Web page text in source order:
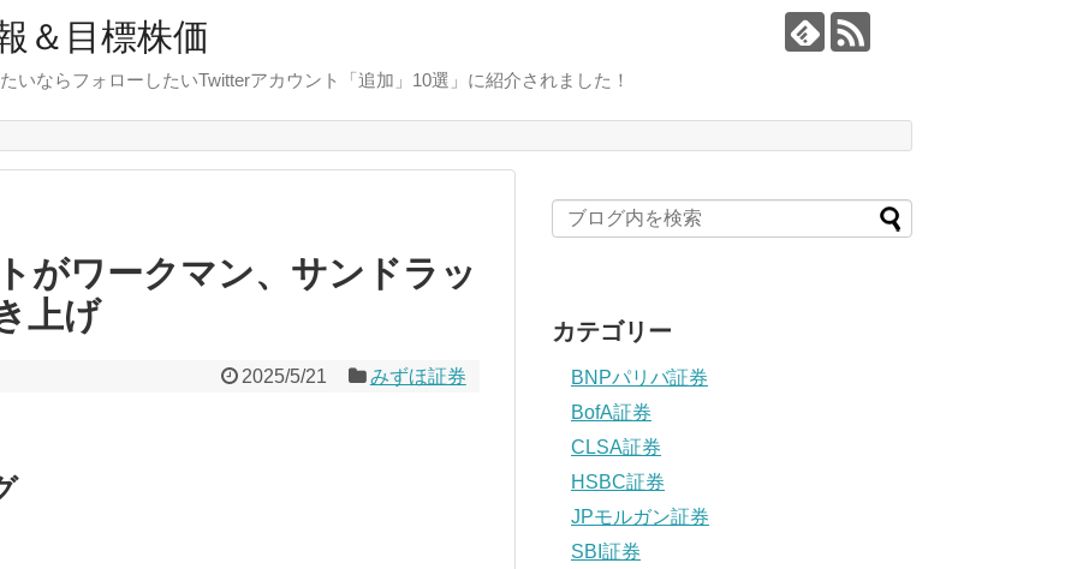
＆目標株価
いならフォローしたいTwitterアカウント「追加」10選」に紹介されました！
がワークマン、サンドラッ
上げ
2025/5/21 みずほ証券
カテゴリー
BNPパリバ証券
BofA証券
CLSA証券
HSBC証券
JPモルガン証券
SBI証券